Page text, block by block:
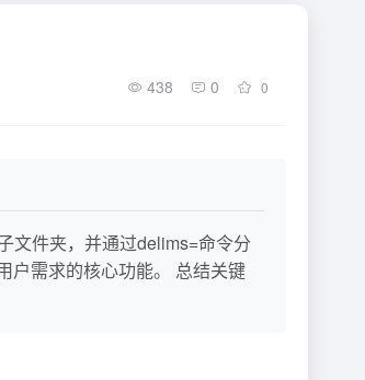
438 0 0
文件夹，并通过delims=命令分
户需求的核心功能。 总结关键